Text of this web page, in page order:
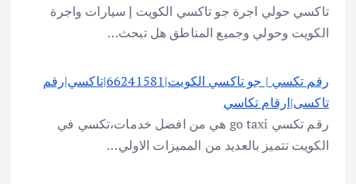
تاكسي حولي اجرة جو تاكسي الكويت إ سيارات واجرة
الكويت وحولي وجميع المناطق هل تبحث…
رقم تكسي | جو تاكسي الكويت|66241581|تاكسي|رقم
تاكسى|ارقام تكاسي
رقم تكسي go taxi هي من افضل خدمات،تكسي في
الكويت تتميز بالعديد من المميزات الاولي…